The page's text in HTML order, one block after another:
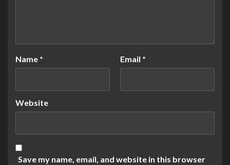
Name * Email *
Website
Save my name, email, and website in this browser